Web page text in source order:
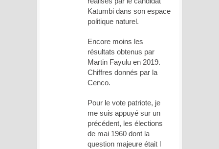
Katumbi dans son espace
politique naturel.
Encore moins les
résultats obtenus par
Martin Fayulu en 2019.
Chiffres donnés par la
Cenco.
Pour le vote patriote, je
me suis appuyé sur un
précédent, les élections
de mai 1960 dont la
question majeure était l